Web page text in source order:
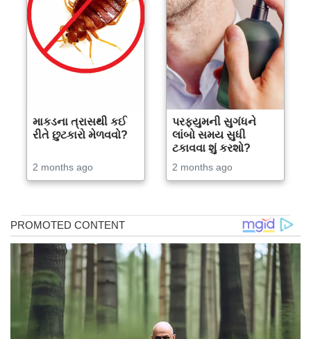
માકડના ત્રાસથી કઈ
રીતે છુટકારો મેળવવો?
2 months ago
પરફ્યુમની સુગંધને
લાંબો સમય સુધી
ટકાવવા શું કરશો?
2 months ago